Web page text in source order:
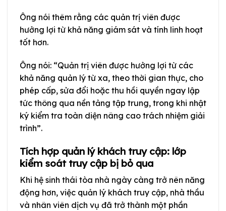
Ông nói thêm rằng các quản trị viên được
hưởng lợi từ khả năng giám sát và tính linh hoạt
tốt hơn.
Ông nói: “Quản trị viên được hưởng lợi từ các
khả năng quản lý từ xa, theo thời gian thực, cho
phép cấp, sửa đổi hoặc thu hồi quyền ngay lập
tức thông qua nền tảng tập trung, trong khi nhật
ký kiểm tra toàn diện nâng cao trách nhiệm giải
trình”.
Tích hợp quản lý khách truy cập: lớp
kiểm soát truy cập bị bỏ qua
Khi hệ sinh thái tòa nhà ngày càng trở nên năng
động hơn, việc quản lý khách truy cập, nhà thầu
và nhân viên dịch vụ đã trở thành một phần